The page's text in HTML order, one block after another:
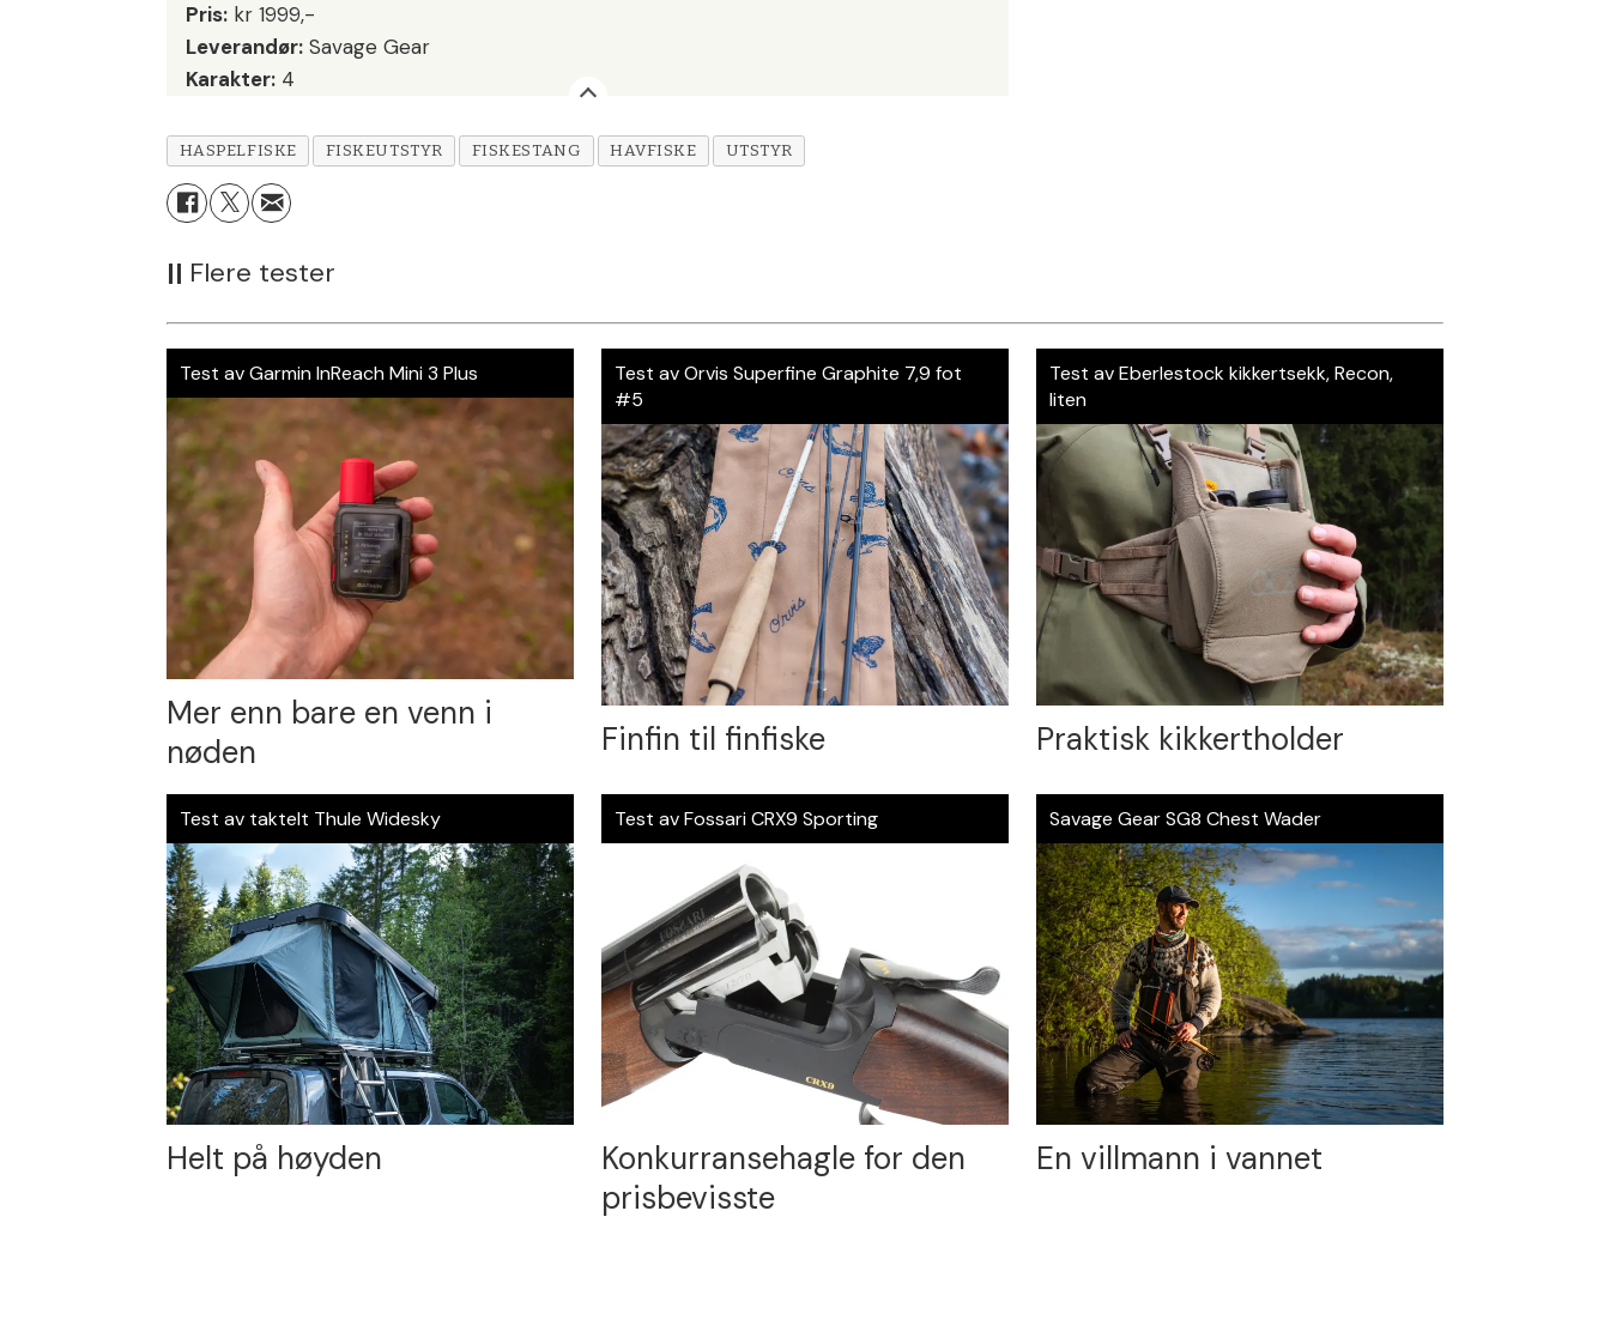
Pris: kr 1999,-
Leverandør: Savage Gear
Karakter: 4
HASPELFISKE FISKEUTSTYR FISKESTANG HAVFISKE UTSTYR
|| Flere tester
Test av Garmin InReach Mini 3 Plus
Mer enn bare en venn i
nøden
Test av Orvis Superfine Graphite 7,9 fot
#5
Finfin til finfiske
Test av Eberlestock kikkertsekk, Recon,
liten
Praktisk kikkertholder
Test av taktelt Thule Widesky
Helt på høyden
Test av Fossari CRX9 Sporting
Konkurransehagle for den
prisbevisste
Savage Gear SG8 Chest Wader
En villmann i vannet